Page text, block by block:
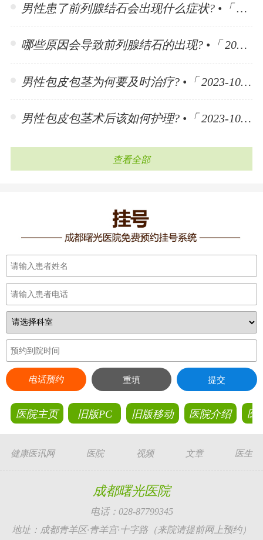
男性患了前列腺结石会出现什么症状? •「 2023-11-10 」
哪些原因会导致前列腺结石的出现? •「 2023-11-10 」
男性包皮包茎为何要及时治疗? •「 2023-10-30 」
男性包皮包茎术后该如何护理? •「 2023-10-30 」
查看全部
电话预约 重填 提交
医院主页 旧版PC 旧版移动 医院介绍 医
健康医讯网 医院 视频 文章 医生
成都曙光医院
电话：028-87799345
地址：成都青羊区·青羊宫·十字路（来院请提前网上预约）